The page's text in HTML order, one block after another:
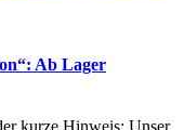
Ab Lager